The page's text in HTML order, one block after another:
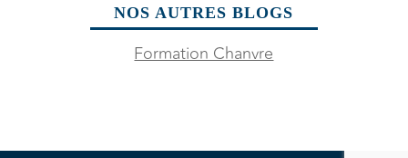
NOS AUTRES BLOGS
Formation Chanvre